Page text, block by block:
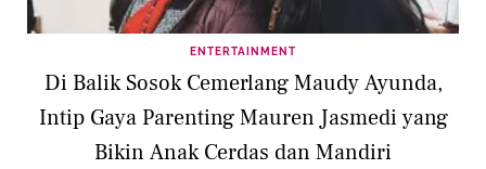
ENTERTAINMENT
Di Balik Sosok Cemerlang Maudy Ayunda,
Intip Gaya Parenting Mauren Jasmedi yang
Bikin Anak Cerdas dan Mandiri